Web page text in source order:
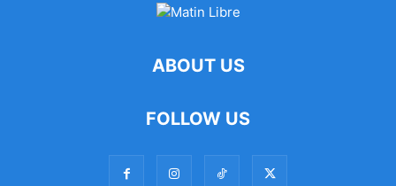
ABOUT US
FOLLOW US